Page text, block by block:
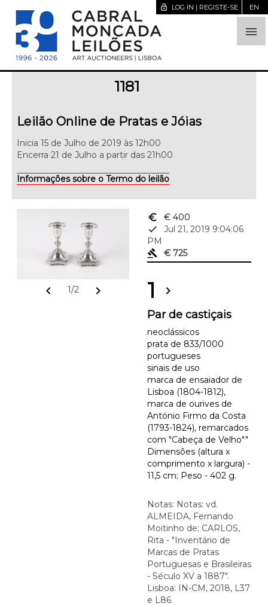

lock_open LOG IN | REGISTE-SE EN
1181
Leilão Online de Pratas e Jóias
Inicia 15 de Julho de 2019 às 12h00
Encerra 21 de Julho a partir das 21h00
Informações sobre o Termo do leilão
chevron_left 1/2 chevron_right
euro_symbol
€ 400
done
Jul 21, 2019 9:04:06
PM
gavel
€ 725
1 chevron_right
Par de castiçais
neoclássicos
prata de 833/1000
portugueses
sinais de uso
marca de ensaiador de
Lisboa (1804-1812),
marca de ourives de
António Firmo da Costa
(1793-1824), remarcados
com "Cabeça de Velho""
Dimensões (altura x
comprimento x largura) -
11,5 cm; Peso - 402 g.
Notas: Notas: vd.
ALMEIDA, Fernando
Moitinho de; CARLOS,
Rita - "Inventário de
Marcas de Pratas
Portuguesas e Brasileiras
- Século XV a 1887".
Lisboa: IN-CM, 2018, L37
e L86.